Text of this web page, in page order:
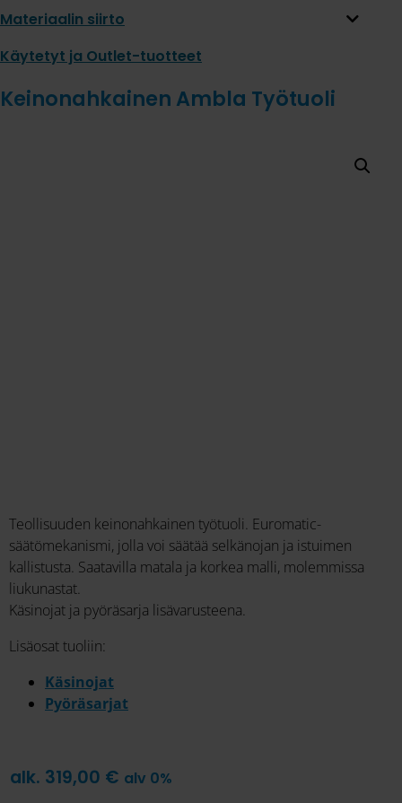
Materiaalin siirto
Käytetyt ja Outlet-tuotteet
Keinonahkainen Ambla Työtuoli
Teollisuuden keinonahkainen työtuoli. Euromatic-
säätömekanismi, jolla voi säätää selkänojan ja istuimen
kallistusta. Saatavilla matala ja korkea malli, molemmissa
liukunastat.
Käsinojat ja pyöräsarja lisävarusteena.
Lisäosat tuoliin:
Käsinojat
Pyöräsarjat
alk. 319,00 € alv 0%